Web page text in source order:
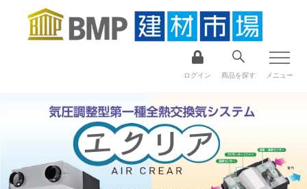
ログイン 商品を探す メニュー